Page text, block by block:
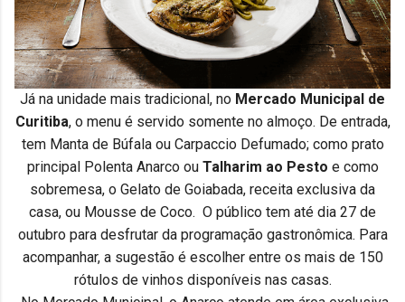
Já na unidade mais tradicional, no Mercado Municipal de
Curitiba, o menu é servido somente no almoço. De entrada,
tem Manta de Búfala ou Carpaccio Defumado; como prato
principal Polenta Anarco ou Talharim ao Pesto e como
sobremesa, o Gelato de Goiabada, receita exclusiva da
casa, ou Mousse de Coco. O público tem até dia 27 de
outubro para desfrutar da programação gastronômica. Para
acompanhar, a sugestão é escolher entre os mais de 150
rótulos de vinhos disponíveis nas casas.